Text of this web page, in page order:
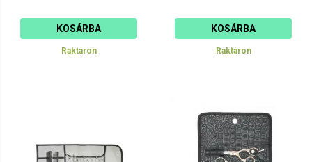
KOSÁRBA
Raktáron
KOSÁRBA
Raktáron